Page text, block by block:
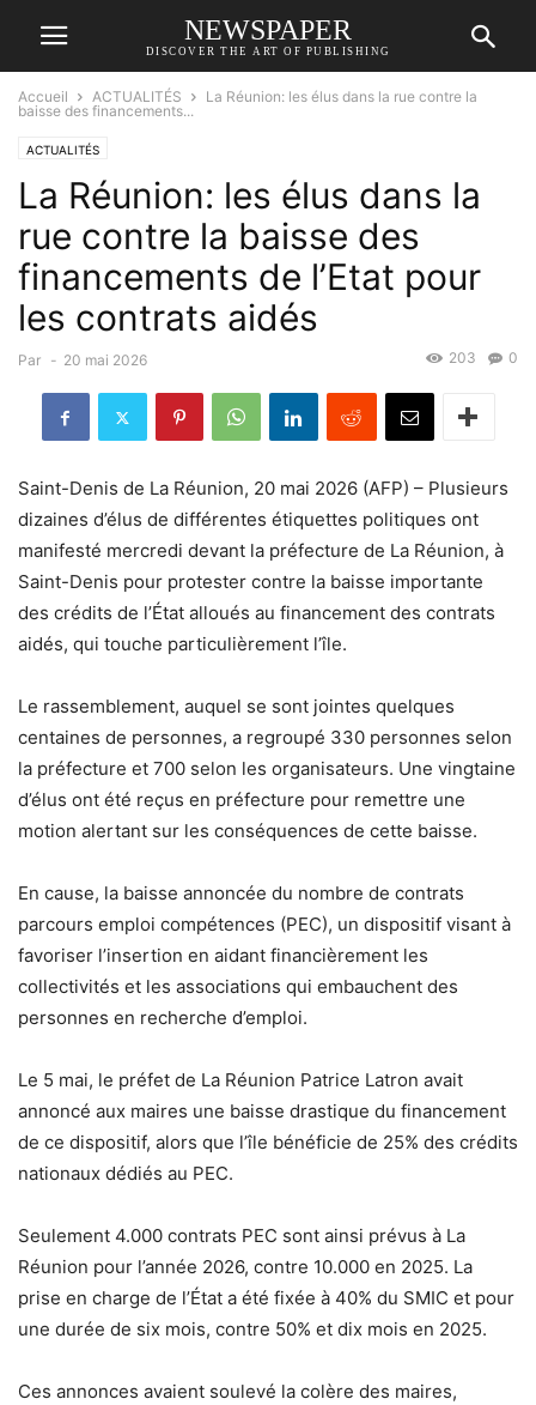
NEWSPAPER
DISCOVER THE ART OF PUBLISHING
Accueil ACTUALITÉS
La Réunion: les élus dans la rue contre la
baisse des financements...
ACTUALITÉS
La Réunion: les élus dans la
rue contre la baisse des
financements de l’Etat pour
les contrats aidés
Par - 20 mai 2026 0
203
Saint-Denis de La Réunion, 20 mai 2026 (AFP) – Plusieurs
dizaines d’élus de différentes étiquettes politiques ont
manifesté mercredi devant la préfecture de La Réunion, à
Saint-Denis pour protester contre la baisse importante
des crédits de l’État alloués au financement des contrats
aidés, qui touche particulièrement l’île.
Le rassemblement, auquel se sont jointes quelques
centaines de personnes, a regroupé 330 personnes selon
la préfecture et 700 selon les organisateurs. Une vingtaine
d’élus ont été reçus en préfecture pour remettre une
motion alertant sur les conséquences de cette baisse.
En cause, la baisse annoncée du nombre de contrats
parcours emploi compétences (PEC), un dispositif visant à
favoriser l’insertion en aidant financièrement les
collectivités et les associations qui embauchent des
personnes en recherche d’emploi.
Le 5 mai, le préfet de La Réunion Patrice Latron avait
annoncé aux maires une baisse drastique du financement
de ce dispositif, alors que l’île bénéficie de 25% des crédits
nationaux dédiés au PEC.
Seulement 4.000 contrats PEC sont ainsi prévus à La
Réunion pour l’année 2026, contre 10.000 en 2025. La
prise en charge de l’État a été fixée à 40% du SMIC et pour
une durée de six mois, contre 50% et dix mois en 2025.
Ces annonces avaient soulevé la colère des maires,